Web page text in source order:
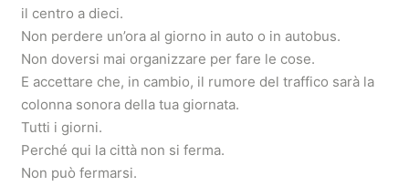
il centro a dieci.
Non perdere un’ora al giorno in auto o in autobus.
Non doversi mai organizzare per fare le cose.
E accettare che, in cambio, il rumore del traffico sarà la
colonna sonora della tua giornata.
Tutti i giorni.
Perché qui la città non si ferma.
Non può fermarsi.